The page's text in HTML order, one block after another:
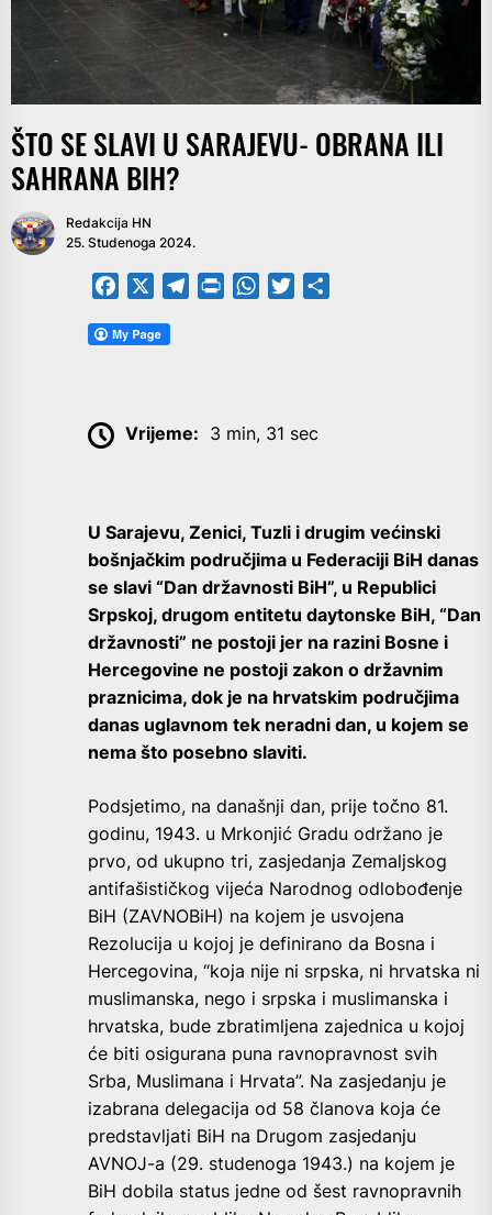
ŠTO SE SLAVI U SARAJEVU- OBRANA ILI
SAHRANA BIH?
Redakcija HN
25. Studenoga 2024.
Facebook TelegramPrintFriendly
WhatsApp
Twitter
Vrijeme: 3 min, 31 sec
U Sarajevu, Zenici, Tuzli i drugim većinski
bošnjačkim područjima u Federaciji BiH danas
se slavi “Dan državnosti BiH”, u Republici
Srpskoj, drugom entitetu daytonske BiH, “Dan
državnosti” ne postoji jer na razini Bosne i
Hercegovine ne postoji zakon o državnim
praznicima, dok je na hrvatskim područjima
danas uglavnom tek neradni dan, u kojem se
nema što posebno slaviti.
Podsjetimo, na današnji dan, prije točno 81.
godinu, 1943. u Mrkonjić Gradu održano je
prvo, od ukupno tri, zasjedanja Zemaljskog
antifašističkog vijeća Narodnog odlobođenje
BiH (ZAVNOBiH) na kojem je usvojena
Rezolucija u kojoj je definirano da Bosna i
Hercegovina, “koja nije ni srpska, ni hrvatska ni
muslimanska, nego i srpska i muslimanska i
hrvatska, bude zbratimljena zajednica u kojoj
će biti osigurana puna ravnopravnost svih
Srba, Muslimana i Hrvata”. Na zasjedanju je
izabrana delegacija od 58 članova koja će
predstavljati BiH na Drugom zasjedanju
AVNOJ-a (29. studenoga 1943.) na kojem je
BiH dobila status jedne od šest ravnopravnih